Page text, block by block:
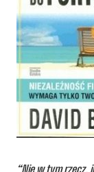
“Nie w tym rzecz,